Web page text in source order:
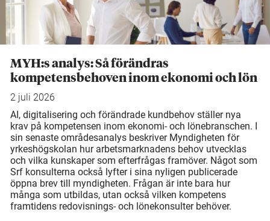
MYH:s analys: Så förändras
kompetensbehoven inom ekonomi och lön
2 juli 2026
AI, digitalisering och förändrade kundbehov ställer nya
krav på kompetensen inom ekonomi- och lönebranschen. I
sin senaste områdesanalys beskriver Myndigheten för
yrkeshögskolan hur arbetsmarknadens behov utvecklas
och vilka kunskaper som efterfrågas framöver. Något som
Srf konsulterna också lyfter i sina nyligen publicerade
öppna brev till myndigheten. Frågan är inte bara hur
många som utbildas, utan också vilken kompetens
framtidens redovisnings- och lönekonsulter behöver.